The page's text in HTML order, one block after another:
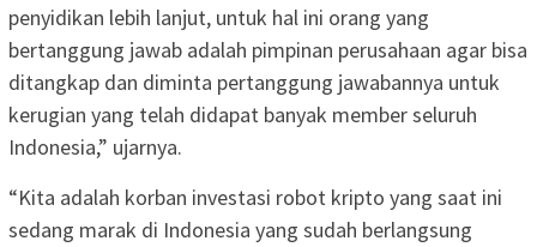
penyidikan lebih lanjut, untuk hal ini orang yang
bertanggung jawab adalah pimpinan perusahaan agar bisa
ditangkap dan diminta pertanggung jawabannya untuk
kerugian yang telah didapat banyak member seluruh
Indonesia,” ujarnya.
“Kita adalah korban investasi robot kripto yang saat ini
sedang marak di Indonesia yang sudah berlangsung